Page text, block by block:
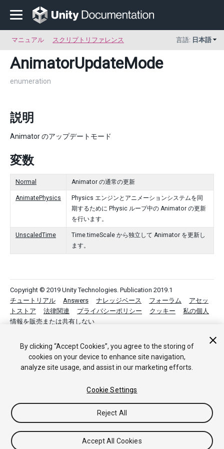
マニュアル スクリプトリファレンス 言語: 日本語
AnimatorUpdateMode
enumeration
説明
Animator のアップデートモード
変数
Normal Animator の通常の更新
AnimatePhysics
Physics エンジンとアニメーションシステムを同
期するために Physic ループ中の Animator の更新
を行います。
UnscaledTime
Time.timeScale から独立して Animator を更新し
ます。
Copyright © 2019 Unity Technologies. Publication 2019.1
チュートリアル
Answers ナレッジベース フォーラム
アセッ
トストア
法律関連 プライバシーポリシー クッキー
私の個人
情報を販売または共有しない
フィードバック
By clicking “Accept Cookies”, you agree to the storing of
cookies on your device to enhance site navigation,
analyze site usage, and assist in our marketing efforts.
Cookie Settings
Reject All
Accept All Cookies